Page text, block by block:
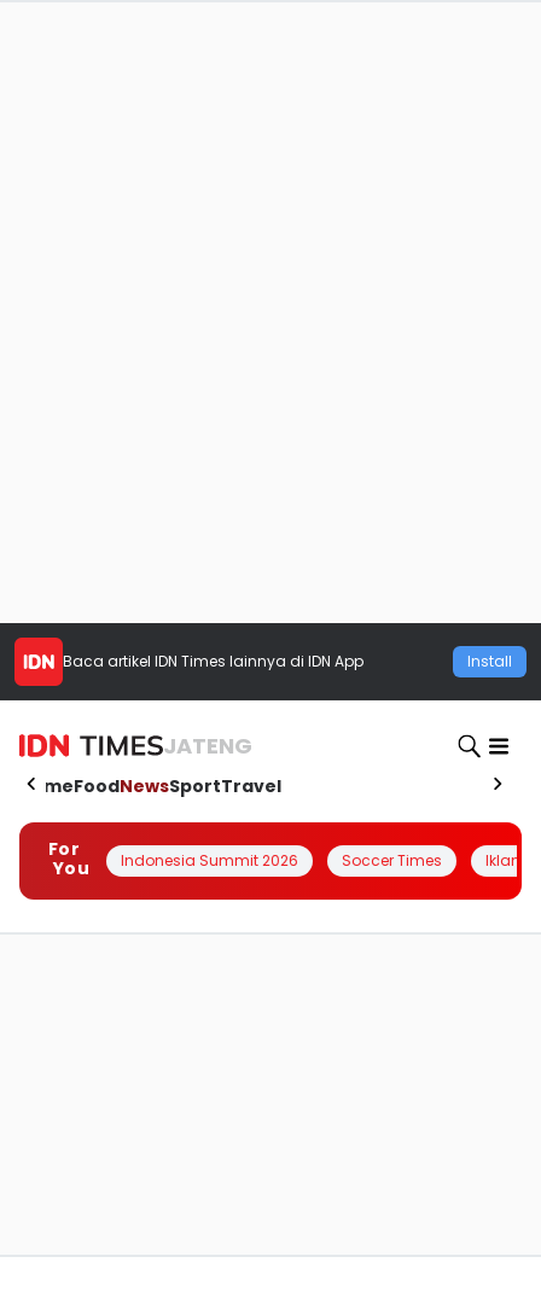
Baca artikel IDN Times lainnya di IDN App Install
JATENG
HomeFoodNewsSportTravel
For
You
Indonesia Summit 2026 Soccer Times Iklanin